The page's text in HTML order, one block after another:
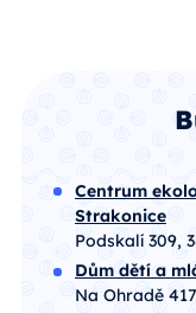
Centrum
Strakonice
Podskalí 309,
Dům dětí a
Na Ohradě